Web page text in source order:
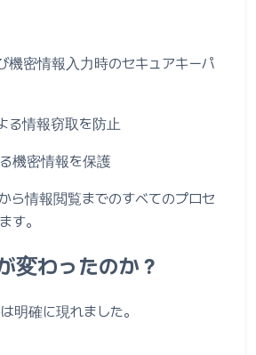
機密情報入力時のセキュアキーパ
る情報窃取を防止
機密情報を保護
ら情報閲覧までのすべてのプロセ
す。
変わったのか？
明確に現れました。